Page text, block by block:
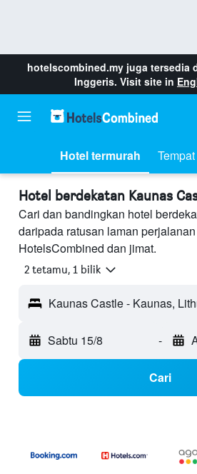
hotelscombined.my juga tersedia
Inggeris. Visit site in
Hotel termurah
Hotel berdekatan Kaunas
Cari dan bandingkan hotel
daripada ratusan laman
HotelsCombined dan jimat.
2 tetamu, 1 bilik
Kaunas Castle - Kaunas,
Sabtu 15/8 -
Cari